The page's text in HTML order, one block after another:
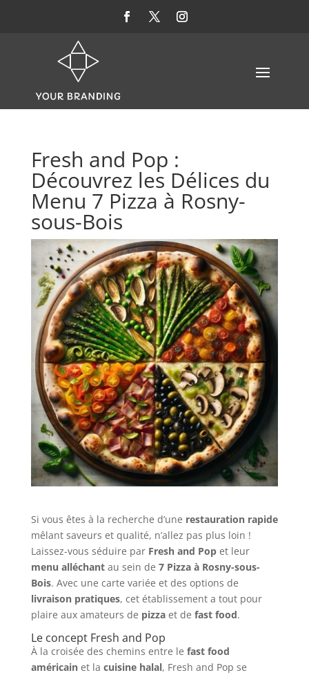
Fresh and Pop :
Découvrez les Délices du
Menu 7 Pizza à Rosny-
sous-Bois
Si vous êtes à la recherche d’une restauration rapide
mêlant saveurs et qualité, n’allez pas plus loin !
Laissez-vous séduire par Fresh and Popet leur
menu alléchantau sein de 7 Pizza à Rosny-sous-
Bois. Avec une carte variée et des options de
livraison pratiques, cet établissement a tout pour
plaire aux amateurs de pizzaet de fast food.
Le concept Fresh and Pop
À la croisée des chemins entre le fast food
américainet la cuisine halal, Fresh and Pop se